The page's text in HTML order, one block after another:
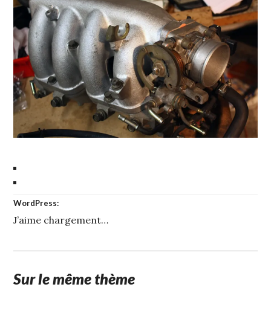
WordPress:
J’aime chargement…
Sur le même thème